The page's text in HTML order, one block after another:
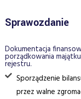
Sprawozdanie
Dokumentacja
porządkowania
rejestru.
Sporządzenie
przez walne